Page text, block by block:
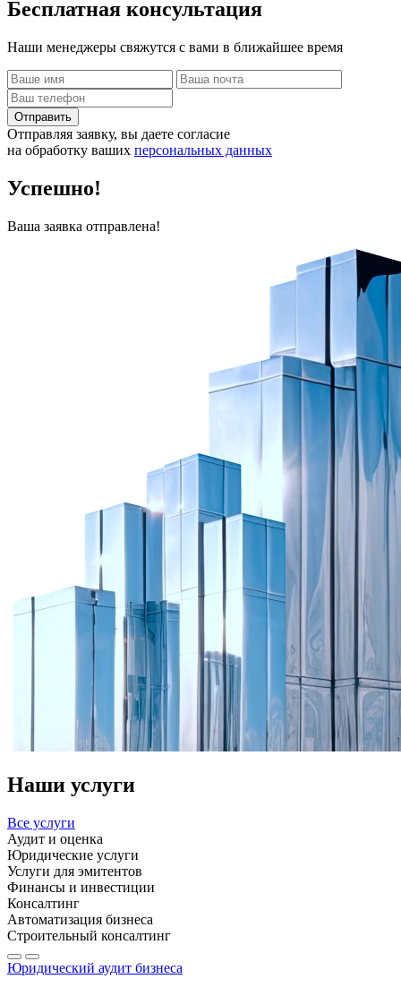
Бесплатная консультация
Наши менеджеры свяжутся с вами в ближайшее время
Отправить
Отправляя заявку, вы даете согласие
на обработку ваших персональных данных
Успешно!
Ваша заявка отправлена!
Наши услуги
Все услуги
Аудит и оценка
Юридические услуги
Услуги для эмитентов
Финансы и инвестиции
Консалтинг
Автоматизация бизнеса
Строительный консалтинг
Юридический аудит бизнеса